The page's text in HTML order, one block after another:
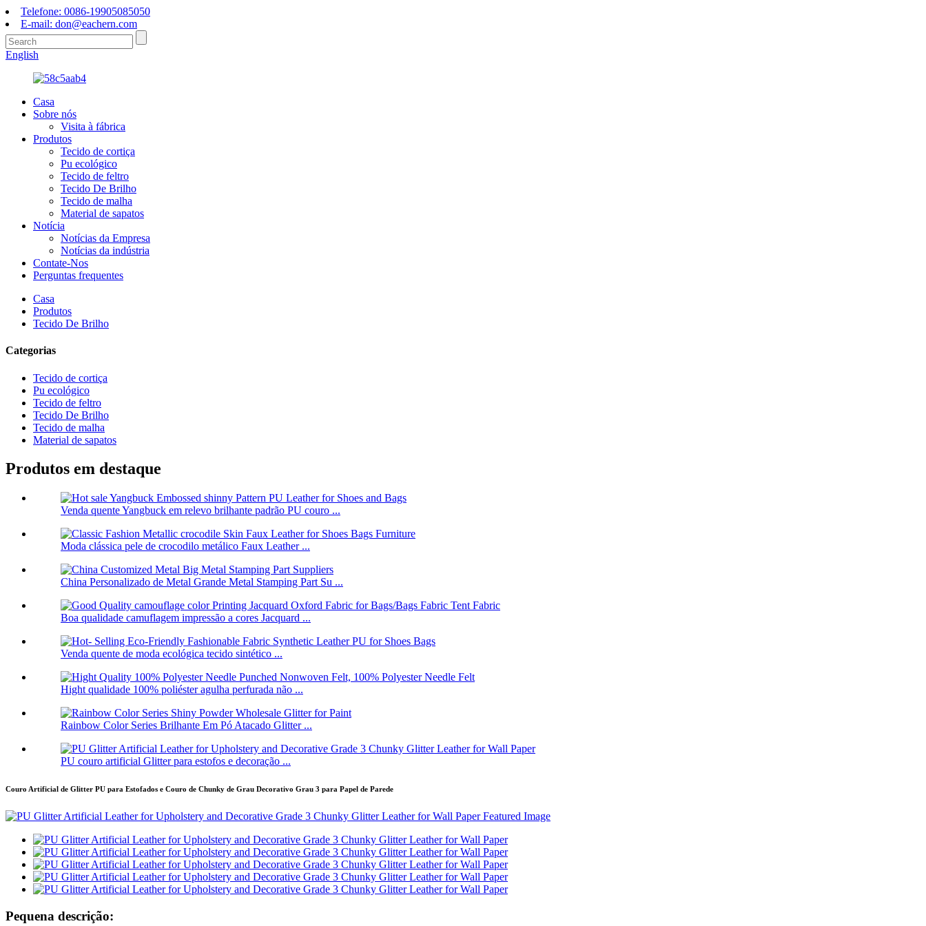
Telefone: 0086-19905085050
E-mail: don@eachern.com
English
Casa
Sobre nós
Visita à fábrica
Produtos
Tecido de cortiça
Pu ecológico
Tecido de feltro
Tecido De Brilho
Tecido de malha
Material de sapatos
Notícia
Notícias da Empresa
Notícias da indústria
Contate-Nos
Perguntas frequentes
Casa
Produtos
Tecido De Brilho
Categorias
Tecido de cortiça
Pu ecológico
Tecido de feltro
Tecido De Brilho
Tecido de malha
Material de sapatos
Produtos em destaque
Venda quente Yangbuck em relevo brilhante padrão PU couro ...
Moda clássica pele de crocodilo metálico Faux Leather ...
China Personalizado de Metal Grande Metal Stamping Part Su ...
Boa qualidade camuflagem impressão a cores Jacquard ...
Venda quente de moda ecológica tecido sintético ...
Hight qualidade 100% poliéster agulha perfurada não ...
Rainbow Color Series Brilhante Em Pó Atacado Glitter ...
PU couro artificial Glitter para estofos e decoração ...
Couro Artificial de Glitter PU para Estofados e Couro de Chunky de Grau Decorativo Grau 3 para Papel de Parede
Pequena descrição: